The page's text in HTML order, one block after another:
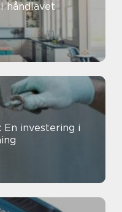
håndlavet
investering i